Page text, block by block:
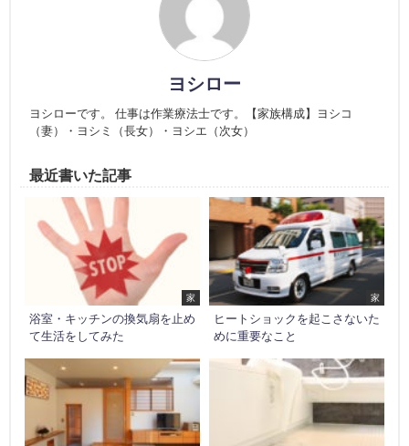
ヨシロー
ヨシローです。 仕事は作業療法士です。【家族構成】ヨシコ
（妻）・ヨシミ（長女）・ヨシエ（次女）
最近書いた記事
家
浴室・キッチンの換気扇を止め
て生活をしてみた
家
ヒートショックを起こさないた
めに重要なこと